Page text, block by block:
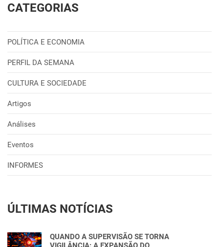
CATEGORIAS
POLÍTICA E ECONOMIA
PERFIL DA SEMANA
CULTURA E SOCIEDADE
Artigos
Análises
Eventos
INFORMES
ÚLTIMAS NOTÍCIAS
QUANDO A SUPERVISÃO SE TORNA